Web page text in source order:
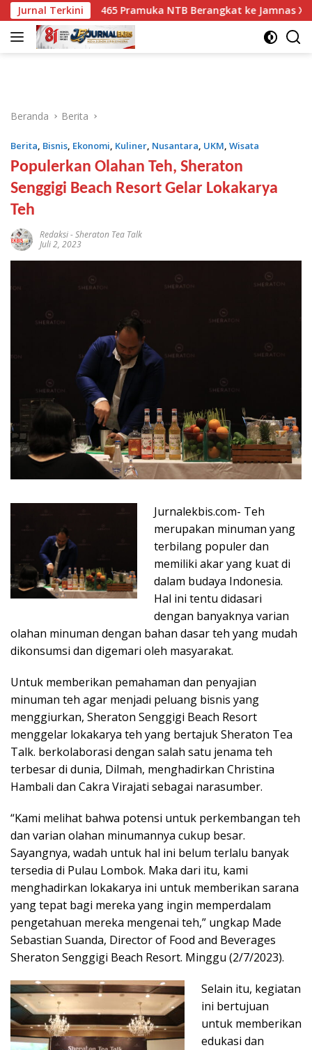
Langsung
ke
konten
Jurnal Terkini
465 Pramuka NTB Berangkat ke Jamnas XII Cibubur
Beranda Berita
Berita, Bisnis, Ekonomi, Kuliner, Nusantara, UKM, Wisata
Populerkan Olahan Teh, Sheraton
Senggigi Beach Resort Gelar Lokakarya
Teh
Redaksi-Sheraton Tea Talk
Juli 2, 2023
Jurnalekbis.com- Teh
merupakan minuman yang
terbilang populer dan
memiliki akar yang kuat di
dalam budaya Indonesia.
Hal ini tentu didasari
dengan banyaknya varian
olahan minuman dengan bahan dasar teh yang mudah
dikonsumsi dan digemari oleh masyarakat.
Untuk memberikan pemahaman dan penyajian
minuman teh agar menjadi peluang bisnis yang
menggiurkan, Sheraton Senggigi Beach Resort
menggelar lokakarya teh yang bertajuk Sheraton Tea
Talk. berkolaborasi dengan salah satu jenama teh
terbesar di dunia, Dilmah, menghadirkan Christina
Hambali dan Cakra Virajati sebagai narasumber.
“Kami melihat bahwa potensi untuk perkembangan teh
dan varian olahan minumannya cukup besar.
Sayangnya, wadah untuk hal ini belum terlalu banyak
tersedia di Pulau Lombok. Maka dari itu, kami
menghadirkan lokakarya ini untuk memberikan sarana
yang tepat bagi mereka yang ingin memperdalam
pengetahuan mereka mengenai teh,” ungkap Made
Sebastian Suanda, Director of Food and Beverages
Sheraton Senggigi Beach Resort. Minggu (2/7/2023).
Selain itu, kegiatan
ini bertujuan
untuk memberikan
edukasi dan